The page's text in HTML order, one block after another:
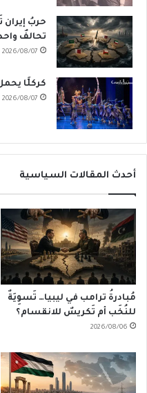
حربُ إيران
تحالفٌ
2026/08/07
كركلَّا
2026/08/07
أحدث المقالات السياسية
مُبادرةُ ترامب في ليبيا… تَسوِيَةٌ
للنُخَب أم تَكريسٌ للانقسام؟
2026/08/06